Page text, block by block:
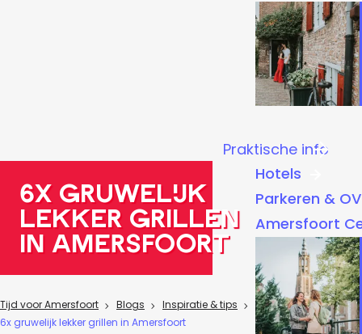
a
g
e
Praktische info
Hotels
Parkeren & OV
Amersfoort
6x gruwelijk
lekker grillen
in Amersfoort
Tijd voor Amersfoort Blogs
Inspiratie & tips
6x gruwelijk lekker grillen in Amersfoort